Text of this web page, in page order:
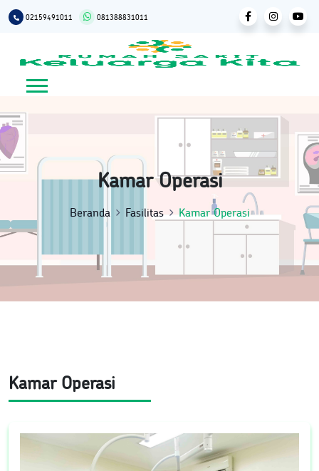
02159491011 081388831011
FacebookInstagram
Kamar Operasi
Beranda Fasilitas Kamar Operasi
Kamar Operasi